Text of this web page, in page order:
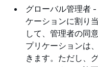
グローバル管理者 -
ケーションに割り
して、管理者の同
プリケーションは
きます。ただし、